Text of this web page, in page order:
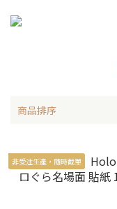
商品排序
非受注生產，隨時截單